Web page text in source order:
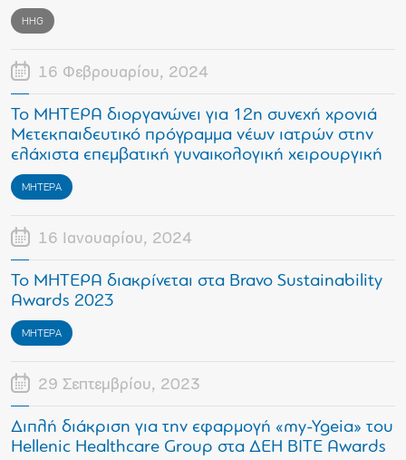
HHG
16 Φεβρουαρίου, 2024
Το ΜΗΤΕΡΑ διοργανώνει για 12η συνεχή χρονιά
Μετεκπαιδευτικό πρόγραμμα νέων ιατρών στην
ελάχιστα επεμβατική γυναικολογική χειρουργική
ΜΗΤΕΡΑ
16 Ιανουαρίου, 2024
Το ΜΗΤΕΡΑ διακρίνεται στα Bravo Sustainability
Awards 2023
ΜΗΤΕΡΑ
29 Σεπτεμβρίου, 2023
Διπλή διάκριση για την εφαρμογή «my-Ygeia» του
Hellenic Healthcare Group στα ΔΕΗ BITE Awards